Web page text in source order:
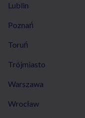
Lublin
Poznań
Toruń
Trójmiasto
Warszawa
Wrocław